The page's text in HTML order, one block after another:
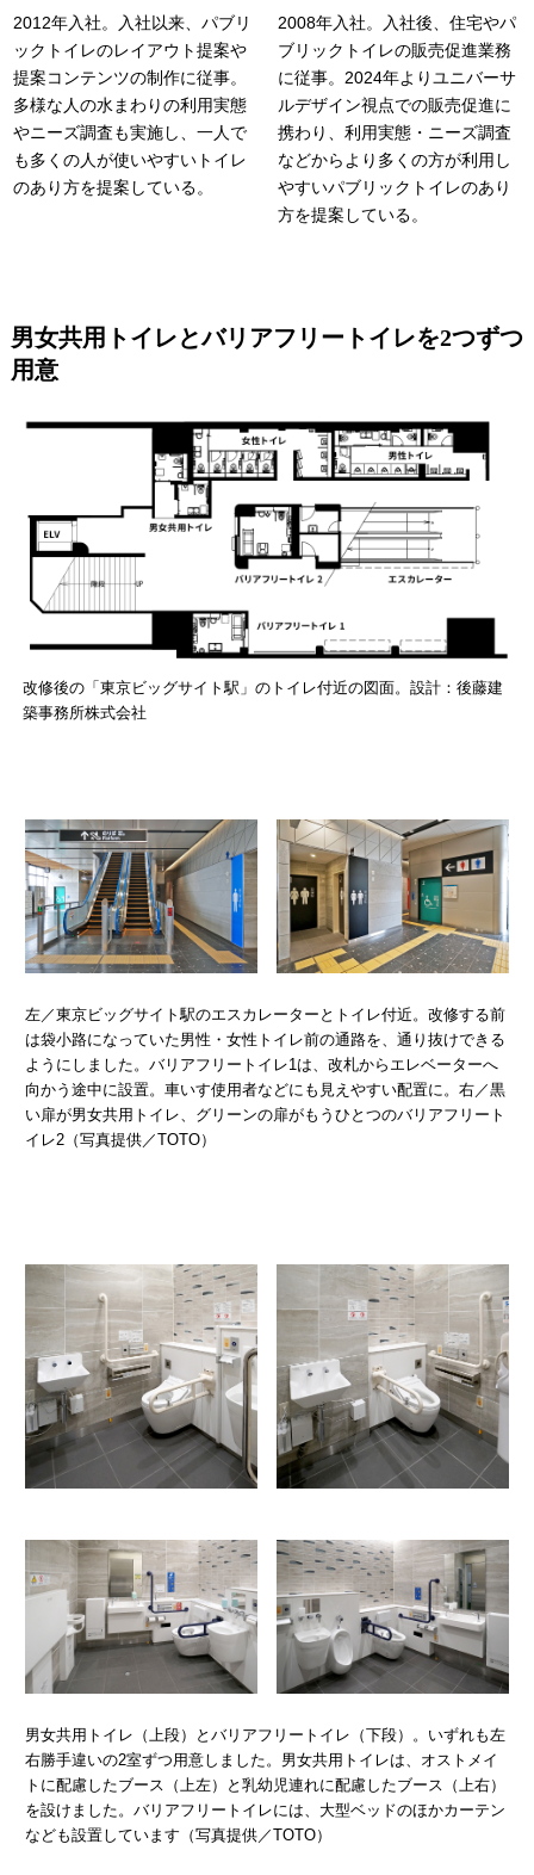
2012年入社。入社以来、パブリ
ックトイレのレイアウト提案や
提案コンテンツの制作に従事。
多様な人の水まわりの利用実態
やニーズ調査も実施し、一人で
も多くの人が使いやすいトイレ
のあり方を提案している。
2008年入社。入社後、住宅やパ
ブリックトイレの販売促進業務
に従事。2024年よりユニバーサ
ルデザイン視点での販売促進に
携わり、利用実態・ニーズ調査
などからより多くの方が利用し
やすいパブリックトイレのあり
方を提案している。
男女共用トイレとバリアフリートイレを2つずつ
用意
改修後の「東京ビッグサイト駅」のトイレ付近の図面。設計：後藤建
築事務所株式会社
左／東京ビッグサイト駅のエスカレーターとトイレ付近。改修する前
は袋小路になっていた男性・女性トイレ前の通路を、通り抜けできる
ようにしました。バリアフリートイレ1は、改札からエレベーターへ
向かう途中に設置。車いす使用者などにも見えやすい配置に。右／黒
い扉が男女共用トイレ、グリーンの扉がもうひとつのバリアフリート
イレ2（写真提供／TOTO）
男女共用トイレ（上段）とバリアフリートイレ（下段）。いずれも左
右勝手違いの2室ずつ用意しました。男女共用トイレは、オストメイ
トに配慮したブース（上左）と乳幼児連れに配慮したブース（上右）
を設けました。バリアフリートイレには、大型ベッドのほかカーテン
なども設置しています（写真提供／TOTO）